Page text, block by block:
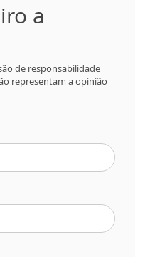
a
de responsabilidade
representam a opinião